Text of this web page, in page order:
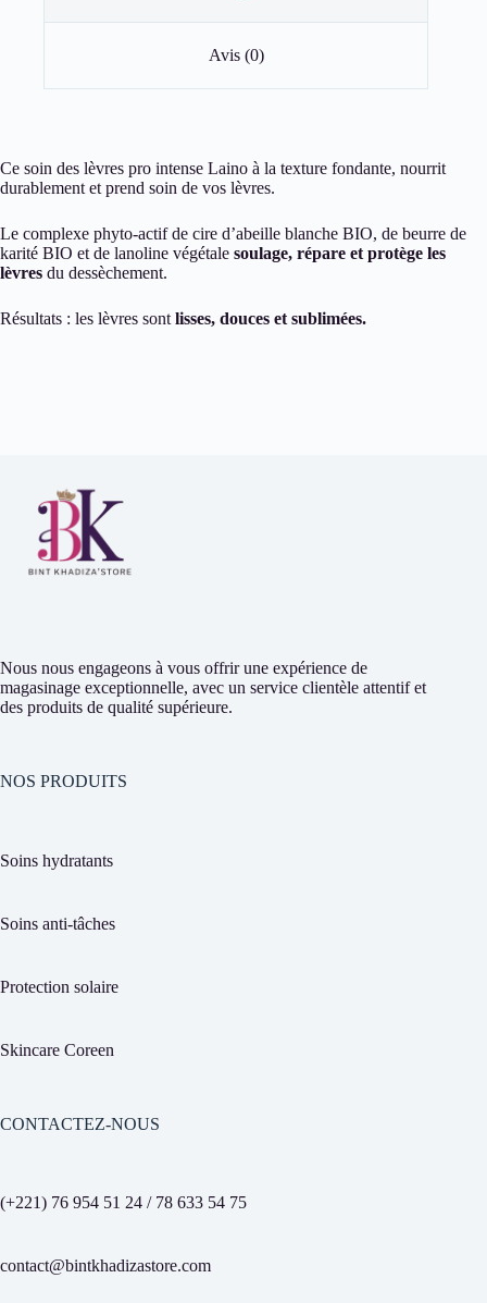
Avis (0)
Ce soin des lèvres pro intense Laino à la texture fondante, nourrit
durablement et prend soin de vos lèvres.
Le complexe phyto-actif de cire d’abeille blanche BIO, de beurre de
karité BIO et de lanoline végétale soulage, répare et protège les
lèvres du dessèchement.
Résultats : les lèvres sont lisses, douces et sublimées.
Nous nous engageons à vous offrir une expérience de
magasinage exceptionnelle, avec un service clientèle attentif et
des produits de qualité supérieure.
NOS PRODUITS
Soins hydratants
Soins anti-tâches
Protection solaire
Skincare Coreen
CONTACTEZ-NOUS
(+221) 76 954 51 24 / 78 633 54 75
contact@bintkhadizastore.com